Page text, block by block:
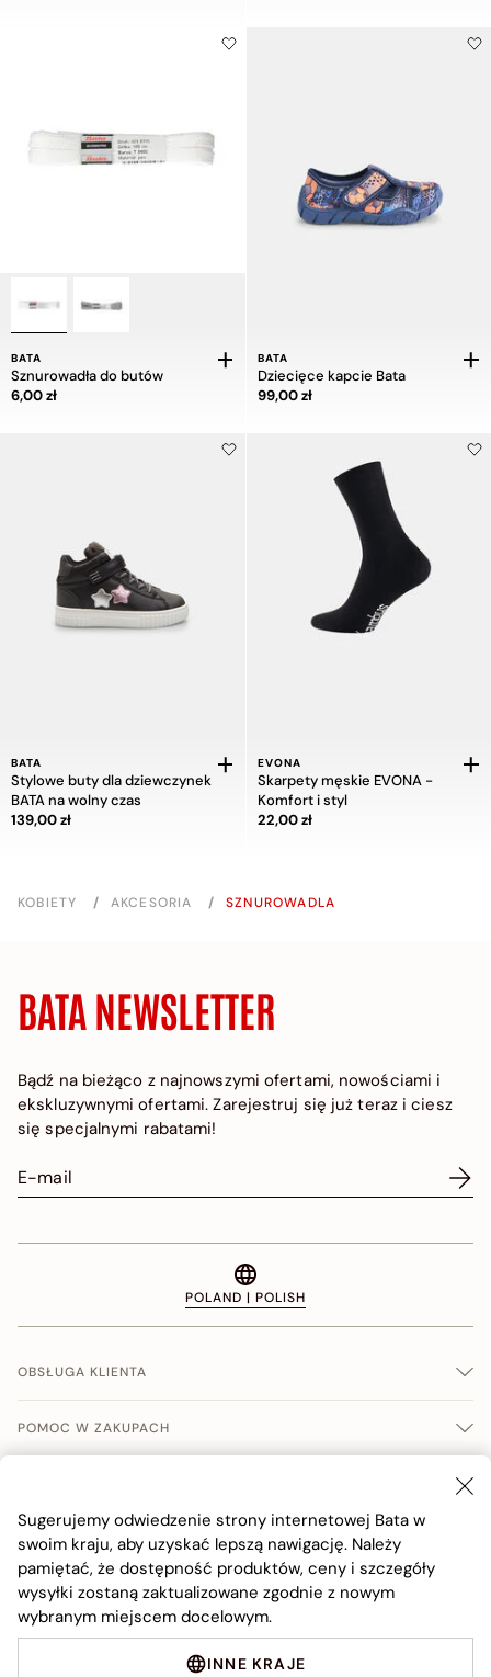
BATA
Sznurowadła do butów
Cena 6,00 zł
6,00 zł
BATA
Dziecięce kapcie Bata
Cena 99,00 zł
99,00 zł
BATA
Stylowe buty dla dziewczynek
BATA na wolny czas
Cena 139,00 zł
139,00 zł
EVONA
Skarpety męskie EVONA -
Komfort i styl
Cena 22,00 zł
22,00 zł
KOBIETY / AKCESORIA / SZNUROWADLA
Sugerujemy odwiedzenie strony internetowej Bata w
swoim kraju, aby uzyskać lepszą nawigację. Należy
pamiętać, że dostępność produktów, ceny i szczegóły
wysyłki zostaną zaktualizowane zgodnie z nowym
wybranym miejscem docelowym.
INNE KRAJE
BATA NEWSLETTER
Bądź na bieżąco z najnowszymi ofertami, nowościami i
ekskluzywnymi ofertami. Zarejestruj się już teraz i ciesz
się specjalnymi rabatami!
POLAND | POLISH
OBSŁUGA KLIENTA
POMOC W ZAKUPACH
FIRMA